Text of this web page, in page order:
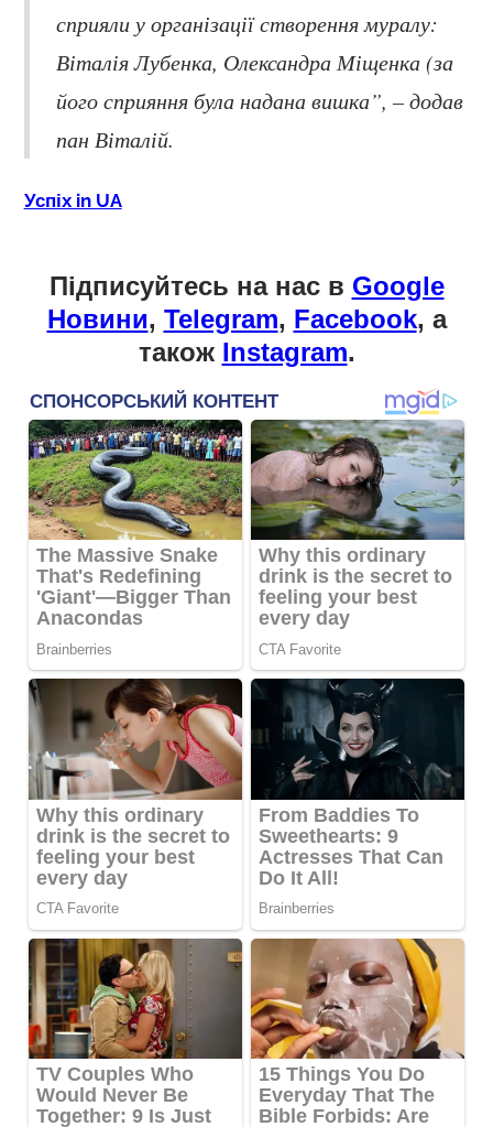
сприяли у організації створення муралу:
Віталія Лубенка, Олександра Міщенка (за
його сприяння була надана вишка”, – додав
пан Віталій.
Успіх in UA
Підписуйтесь на нас в Google
Новини, Telegram, Facebook, а
також Instagram.